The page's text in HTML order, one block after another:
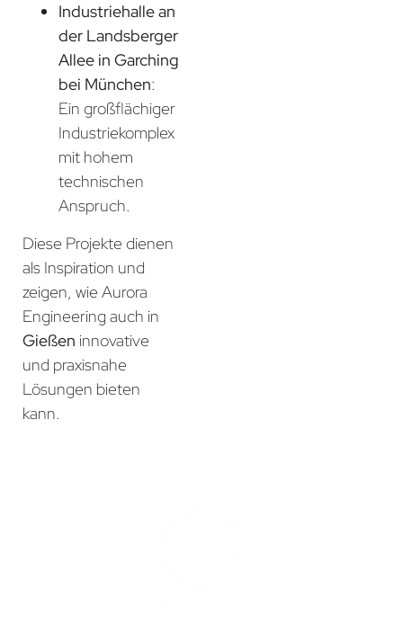
Industriehalle an
der Landsberger
Allee in Garching
bei München:
Ein großflächiger
Industriekomplex
mit hohem
technischen
Anspruch.
Diese Projekte dienen
als Inspiration und
zeigen, wie Aurora
Engineering auch in
Gießen innovative
und praxisnahe
Lösungen bieten
kann.